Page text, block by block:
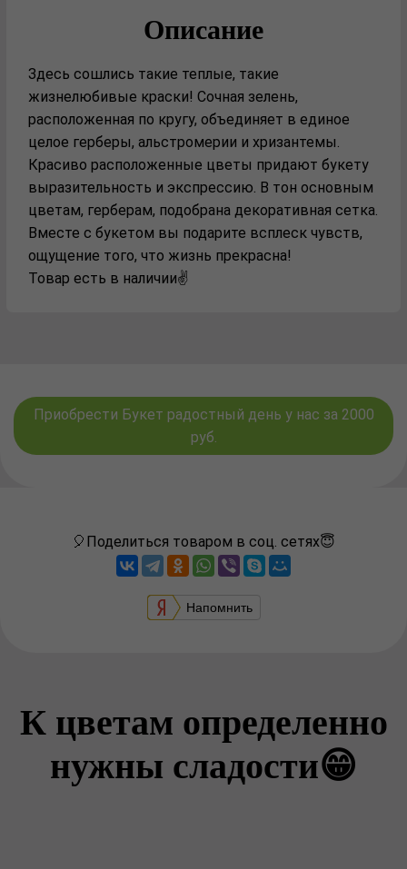
Описание
Здесь сошлись такие теплые, такие
жизнелюбивые краски! Сочная зелень,
расположенная по кругу, объединяет в единое
целое герберы, альстромерии и хризантемы.
Красиво расположенные цветы придают букету
выразительность и экспрессию. В тон основным
цветам, герберам, подобрана декоративная сетка.
Вместе с букетом вы подарите всплеск чувств,
ощущение того, что жизнь прекрасна!
Товар есть в наличии✌️
Приобрести Букет радостный день у нас за 2000
руб.
🎈Поделиться товаром в соц. сетях😇
Напомнить
К цветам определенно
нужны сладости😁